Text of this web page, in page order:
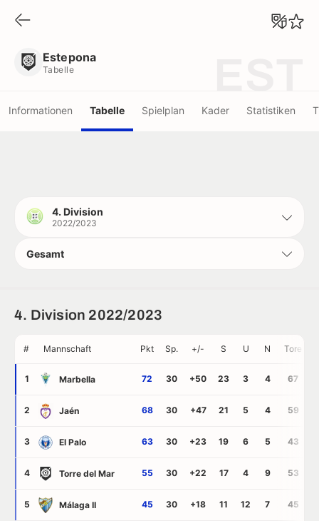
Estepona
Tabelle
Informationen Tabelle Spielplan Kader Statistiken
4. Division
2022/2023
Gesamt
4. Division 2022/2023
# Mannschaft Pkt Sp. +/- S U N Tore
1 Marbella 72 30 +50 23 3 4 67
2 Jaén 68 30 +47 21 5 4 59
3 El Palo 63 30 +23 19 6 5 43
4 Torre del Mar 55 30 +22 17 4 9 53
5 Málaga II 45 30 +18 11 12 7 45